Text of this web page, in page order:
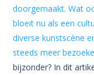
doorgemaakt. Wat
bloeit nu als een
diverse kunstscène
steeds meer
bijzonder? In dit